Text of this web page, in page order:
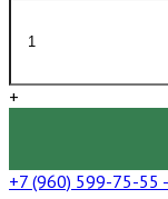
+
+7 (960) 599-75-55